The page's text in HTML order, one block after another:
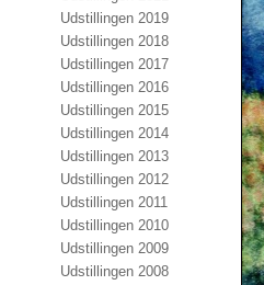
Udstillingen 2019
Udstillingen 2018
Udstillingen 2017
Udstillingen 2016
Udstillingen 2015
Udstillingen 2014
Udstillingen 2013
Udstillingen 2012
Udstillingen 2011
Udstillingen 2010
Udstillingen 2009
Udstillingen 2008